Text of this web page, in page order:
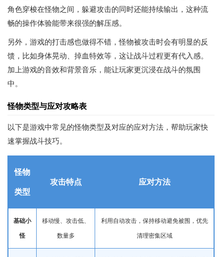
角色穿梭在怪物之间，躲避攻击的同时还能持续输出，这种流
畅的操作体验能带来很强的解压感。
另外，游戏的打击感也做得不错，怪物被攻击时会有明显的反
馈，比如身体晃动、掉血特效等，这让战斗过程更有代入感。
加上游戏的音效和背景音乐，能让玩家更沉浸在战斗的氛围
中。
怪物类型与应对攻略表
以下是游戏中常见的怪物类型及对应的应对方法，帮助玩家快
速掌握战斗技巧。
怪物
类型
攻击特点 应对方法
基础小
怪
移动慢、攻击低、
数量多
利用自动攻击，保持移动避免被围，优先
清理密集区域